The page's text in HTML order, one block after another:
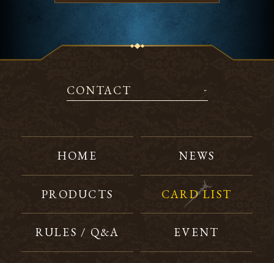
CONTACT
HOME NEWS
PRODUCTS CARD LIST
RULES / Q&A EVENT